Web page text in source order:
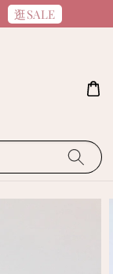
逛SALE